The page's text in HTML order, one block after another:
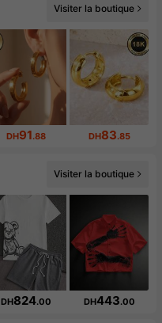
Visiter la boutique
DH91.88 DH83.85
Visiter la boutique
DH824.00 DH443.00